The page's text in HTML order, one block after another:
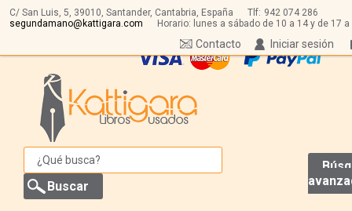
C/ San Luis, 5, 39010, Santander, Cantabria, España Tlf: 942 074 286
segundamano@kattigara.com
Horario: lunes a sábado de 10 a 14 y de 17 a
Iniciar sesión
Contacto